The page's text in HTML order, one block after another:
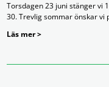
Torsdagen 23 juni stänger vi
30. Trevlig sommar önskar vi
Läs mer >